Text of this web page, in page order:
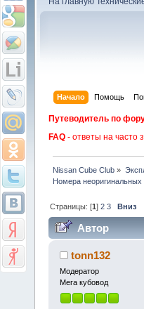
Начало Помощь
Путеводитель по
FAQ - ответы на часто
Nissan Cube Club »
Номера неоригинальных
Страницы: [1]2 3 Вниз
Автор
tonn132
Модератор
Мега кубовод